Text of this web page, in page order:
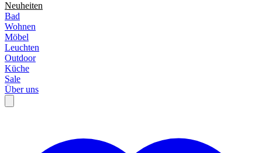
Neuheiten
Bad
Wohnen
Möbel
Leuchten
Outdoor
Küche
Sale
Über uns